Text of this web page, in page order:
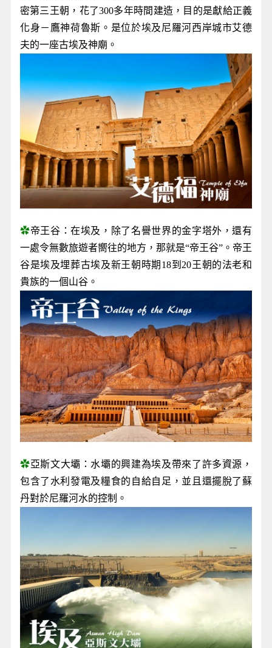
密第三王朝，花了300多年時間建造，目的是獻給正義
化身－鷹神荷魯斯。是位於埃及尼羅河西岸城市艾德
夫的一座古埃及神廟。
✿帝王谷：在埃及，除了名譽世界的金字塔外，還有
一處令無數旅遊者嚮往的地方，那就是“帝王谷”。帝王
谷是埃及埋葬古埃及新王朝時期18到20王朝的法老和
貴族的一個山谷。
✿亞斯文大壩：水壩的興建為埃及帶來了許多資源，
包含了水利發電及糧食的自給自足，並且還擺脫了蘇
丹對於尼羅河水的控制。